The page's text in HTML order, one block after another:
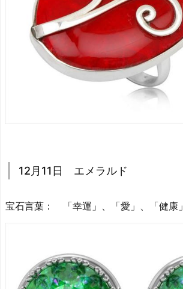
12月11日 エメラルド
宝石言葉： 「幸運」、「愛」、「健康」